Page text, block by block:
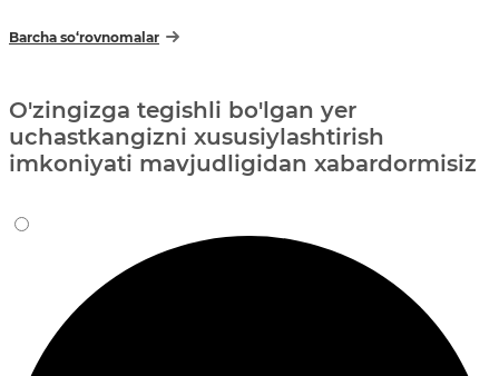
Barcha so‘rovnomalar
O'zingizga tegishli bo'lgan yer
uchastkangizni xususiylashtirish
imkoniyati mavjudligidan xabardormisiz